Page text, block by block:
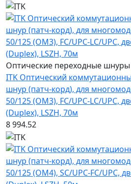
Оптические переходные
ITK Оптический
шнур (патч-корд), для
50/125 (OM3), FC/UPC-LC/UPC,
(Duplex), LSZH, 70м
8 994.52